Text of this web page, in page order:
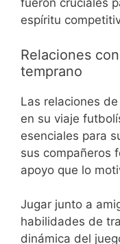
fueron cruciales
espíritu
Relaciones
temprano
Las relaciones
en su viaje
esenciales para
sus compañeros
apoyo que lo
Jugar junto a
habilidades de
dinámica del